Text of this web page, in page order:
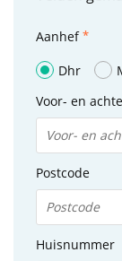
Aanhef
Dhr
Voor- en
Postcode
Huisnummer